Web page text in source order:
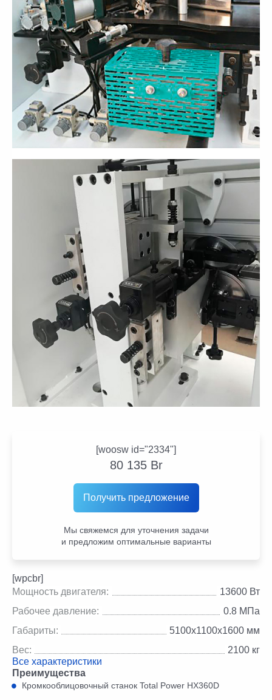
[woosw id="2334"]
80 135 Br
Получить предложение
Мы свяжемся для уточнения задачи
и предложим оптимальные варианты
[wpcbr]
Мощность двигателя:
13600 Вт
Рабочее давление:
0.8 МПа
Габариты:
5100х1100х1600 мм
Вес:
2100 кг
Все характеристики
Преимущества
Кромкооблицовочный станок Total Power HX360D